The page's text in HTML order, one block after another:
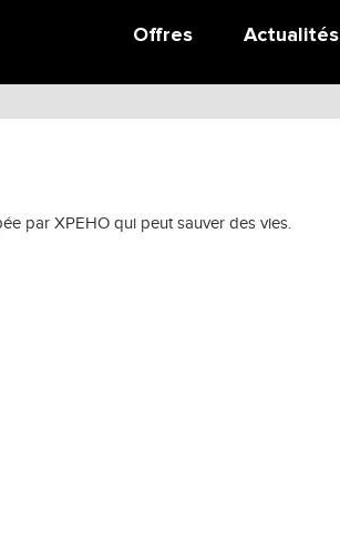
Offres Actualités
UDSP59
par XPEHO qui peut sauver des vies.